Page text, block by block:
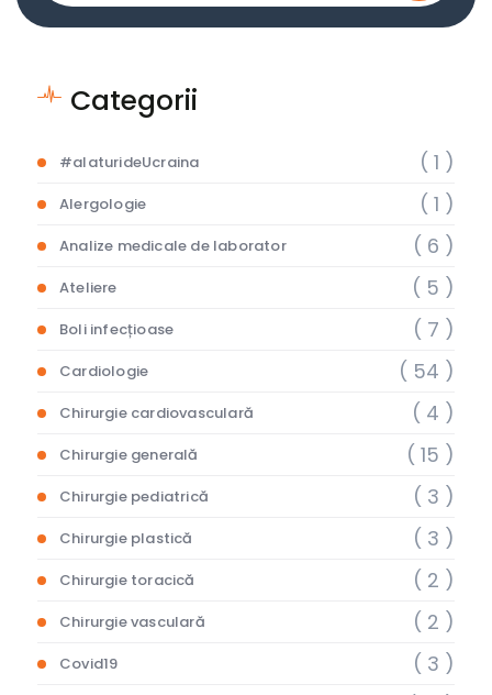
Categorii
#alaturideUcraina ( 1 )
Alergologie ( 1 )
Analize medicale de laborator ( 6 )
Ateliere ( 5 )
Boli infecțioase ( 7 )
Cardiologie ( 54 )
Chirurgie cardiovasculară ( 4 )
Chirurgie generală ( 15 )
Chirurgie pediatrică ( 3 )
Chirurgie plastică ( 3 )
Chirurgie toracică ( 2 )
Chirurgie vasculară ( 2 )
Covid19 ( 3 )